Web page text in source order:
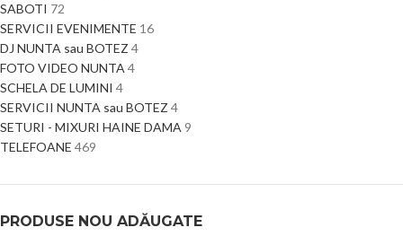
SABOTI 72
SERVICII EVENIMENTE 16
DJ NUNTA sau BOTEZ 4
FOTO VIDEO NUNTA 4
SCHELA DE LUMINI 4
SERVICII NUNTA sau BOTEZ 4
SETURI - MIXURI HAINE DAMA 9
TELEFOANE 469
PRODUSE NOU ADĂUGATE